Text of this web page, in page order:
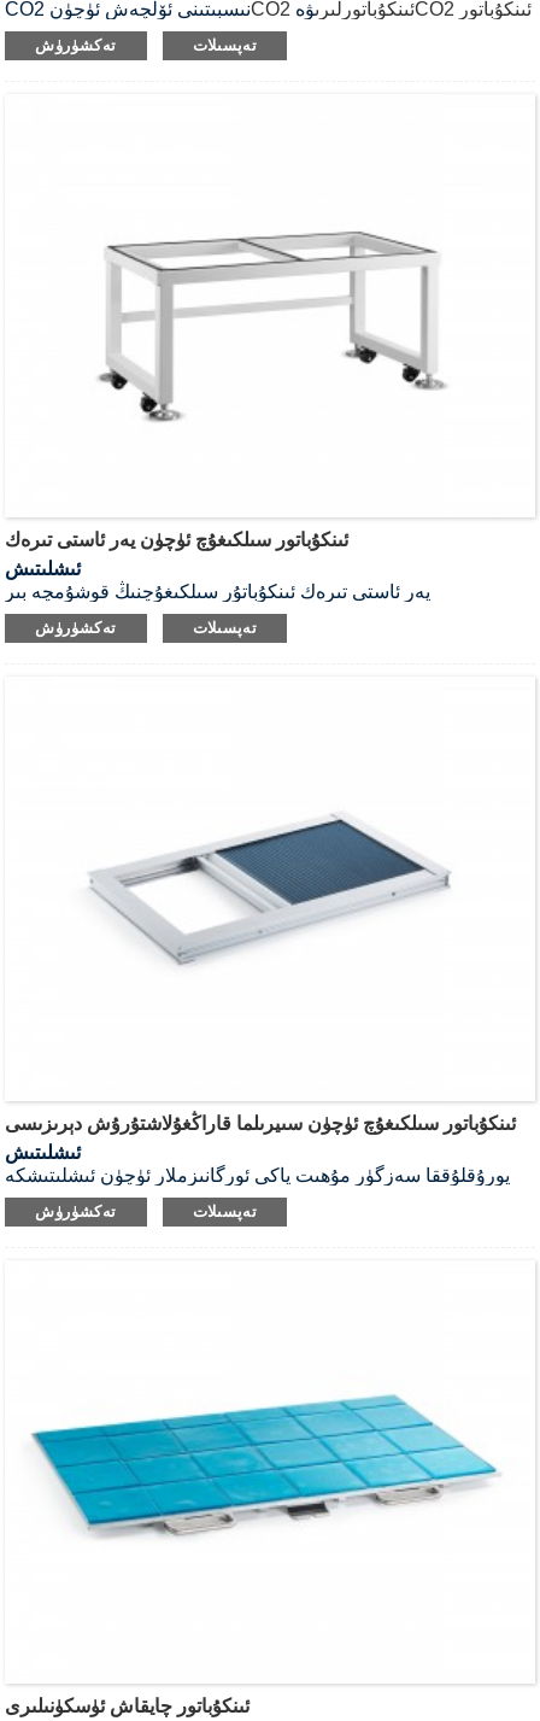
CO2 نىسبىتىنى ئۆلچەش ئۈچۈن CO2 ئىنكۇباتورلىرىۋە
CO2 ئىنكۇباتور
سىلكىغۇچلىرى.
تەكشۈرۈش تەپسىلات
ئىنكۇباتور سىلكىغۇچ ئۈچۈن يەر ئاستى تىرەك
ئىشلىتىش
يەر ئاستى تىرەك ئىنكۇباتۇر سىلكىغۇچنىڭ قوشۇمچە بىر
ئىشلەتكۈچىنىڭ سىلكىگۈچنىڭ قولايلىق ئىشلىتىلىش تەلىپىنى
تەكشۈرۈش تەپسىلات
ئىنكۇباتور سىلكىغۇچ ئۈچۈن سىيرىلما قاراڭغۇلاشتۇرۇش دېرىزىسى
ئىشلىتىش
يورۇقلۇققا سەزگۈر مۇھىت ياكى ئورگانىزملار ئۈچۈن ئىشلىتىشكە
بولىدۇ. ھەر قانداق رادوبىئو ئىنكۇباتور سىلكىغۇچنى قاراڭغۇ دېرىزىلەر
بىلەن تەمىنلىگىلى بولىدۇ، بۇ ئارقىلىق كۈندۈزنىڭ نۇرىنىڭ ئالدىنى
تەكشۈرۈش تەپسىلات
ئىنكۇباتور چايقاش ئۈسكۈنىلىرى